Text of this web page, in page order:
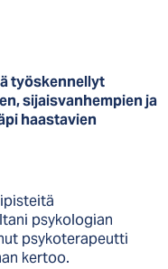
työskennellyt
sijaisvanhempien ja
haastavien
psykologian
psykoterapeutti
kertoo.